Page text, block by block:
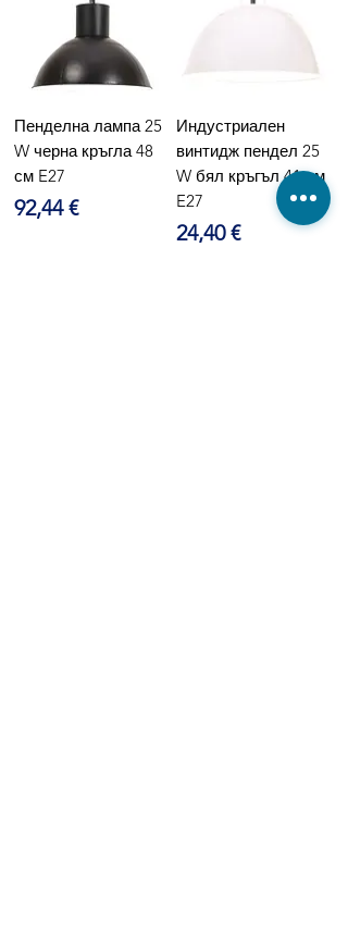
Пенделна лампа 25
W черна кръгла 48
см E27
Цена
92,44 €
Индустриален
винтидж пендел 25
W бял кръгъл 41 см
E27
Цена
24,40 €